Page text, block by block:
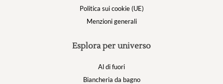
Politica sui cookie (UE)
Menzioni generali
Esplora per universo
Al di fuori
Biancheria da bagno